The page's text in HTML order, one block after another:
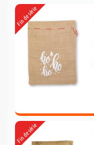
Fin de série
Fin de série